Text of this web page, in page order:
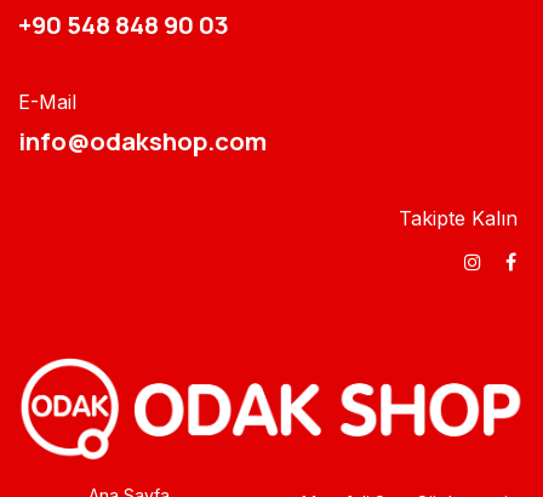
+90 548 848 90 03​​
E-Mail
info@odakshop.com​
Takipte Kalın